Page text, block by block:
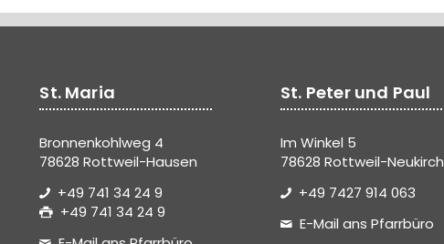
St. Maria
Bronnenkohlweg 4
78628 Rottweil-Hausen
+49 741 34 24 9
+49 741 34 24 9
St. Peter und Paul
Im Winkel 5
78628 Rottweil-Neukirch
+49 7427 914 063
E-Mail ans Pfarrbüro